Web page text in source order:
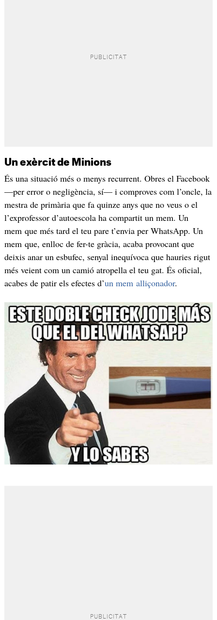
Un exèrcit de Minions
És una situació més o menys recurrent. Obres el Facebook
—per error o negligència, sí— i comproves com l’oncle, la
mestra de primària que fa quinze anys que no veus o el
l’exprofessor d’autoescola ha compartit un mem. Un
mem que més tard el teu pare t’envia per WhatsApp. Un
mem que, enlloc de fer-te gràcia, acaba provocant que
deixis anar un esbufec, senyal inequívoca que hauries rigut
més veient com un camió atropella el teu gat. És oficial,
acabes de patir els efectes d’un mem alliçonador.